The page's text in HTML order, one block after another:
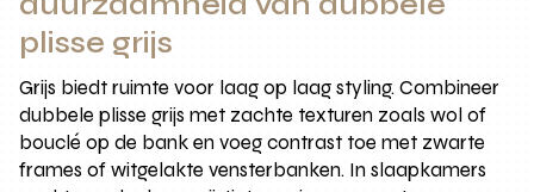
plisse grijs
Grijs biedt ruimte voor laag op laag styling. Combineer
dubbele plisse grijs met zachte texturen zoals wol of
bouclé op de bank en voeg contrast toe met zwarte
frames of witgelakte vensterbanken. In slaapkamers